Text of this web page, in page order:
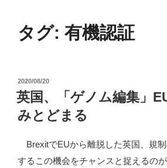
タグ: 有機認証
投
稿
日:
2020/08/20
英国、「ゲノム編集」
みとどまる
BrexitでEUから離脱した英国、規
するこの機会をチャンスと捉えるの